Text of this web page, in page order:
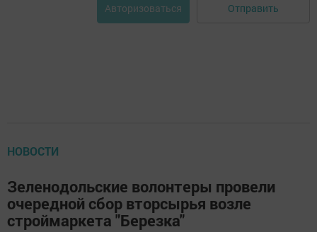
Авторизоваться Отправить
НОВОСТИ
Зеленодольские волонтеры провели
очередной сбор вторсырья возле
строймаркета "Березка"